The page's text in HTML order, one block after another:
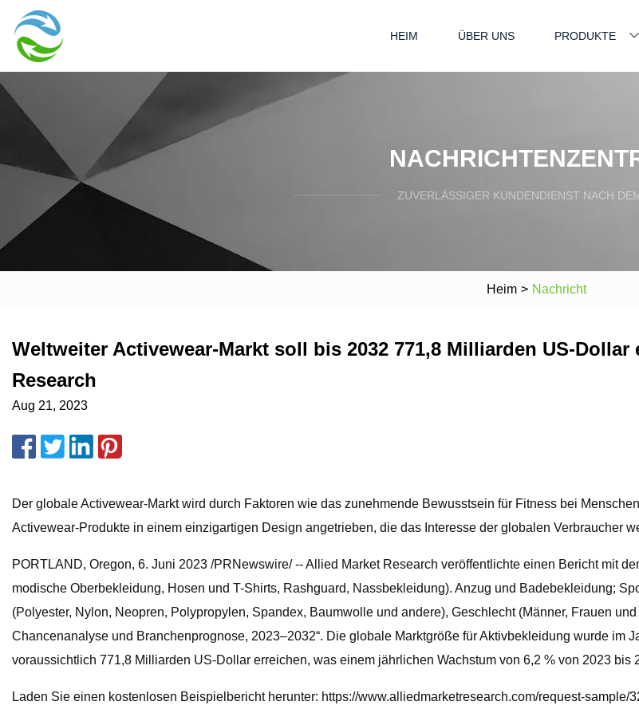
HEIM ÜBER UNS PRODUKTE
ZUVERLÄSSIGER KUNDENDIENST NACH
Heim > Nachricht
Weltweiter Activewear-Markt soll bis 2032 771,8 Milliarden US-
Research
Aug 21, 2023
Der globale Activewear-Markt wird durch Faktoren wie das zunehmende Bewusstsein für Fitness bei
Activewear-Produkte in einem einzigartigen Design angetrieben, die das Interesse der globalen Verbraucher
PORTLAND, Oregon, 6. Juni 2023 /PRNewswire/ -- Allied Market Research veröffentlichte einen Bericht mit
modische Oberbekleidung, Hosen und T-Shirts, Rashguard, Nassbekleidung). Anzug und Badebekleidung;
(Polyester, Nylon, Neopren, Polypropylen, Spandex, Baumwolle und andere), Geschlecht (Männer, Frauen
Chancenanalyse und Branchenprognose, 2023–2032“. Die globale Marktgröße für Aktivbekleidung wurde im
voraussichtlich 771,8 Milliarden US-Dollar erreichen, was einem jährlichen Wachstum von 6,2 % von 2023 bis
Laden Sie einen kostenlosen Beispielbericht herunter: https://www.alliedmarketresearch.com/request-sample/